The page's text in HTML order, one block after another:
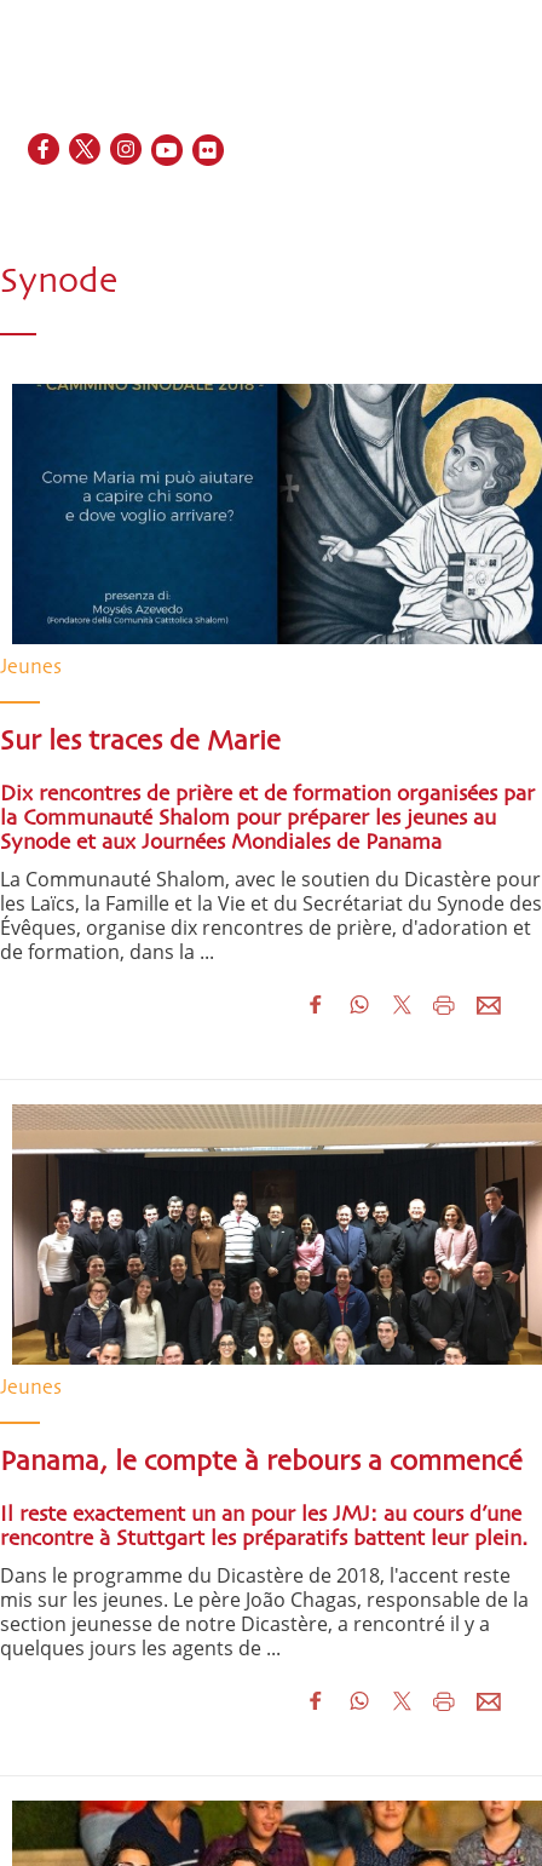
Synode
Jeunes
Sur les traces de Marie
Dix rencontres de prière et de formation organisées par
la Communauté Shalom pour préparer les jeunes au
Synode et aux Journées Mondiales de Panama
La Communauté Shalom, avec le soutien du Dicastère pour
les Laïcs, la Famille et la Vie et du Secrétariat du Synode des
Évêques, organise dix rencontres de prière, d'adoration et
de formation, dans la ...
Jeunes
Panama, le compte à rebours a commencé
Il reste exactement un an pour les JMJ: au cours d’une
rencontre à Stuttgart les préparatifs battent leur plein.
Dans le programme du Dicastère de 2018, l'accent reste
mis sur les jeunes. Le père João Chagas, responsable de la
section jeunesse de notre Dicastère, a rencontré il y a
quelques jours les agents de ...